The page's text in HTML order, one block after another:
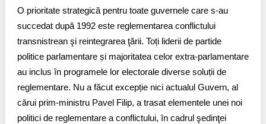
O prioritate strategică pentru toate guvernele care s-au
succedat după 1992 este reglementarea conflictului
transnistrean şi reintegrarea ţării. Toți liderii de partide
politice parlamentare și majoritatea celor extra-parlamentare
au inclus în programele lor electorale diverse soluții de
reglementare. Nu a făcut excepție nici actualul Guvern, al
cărui prim-ministru Pavel Filip, a trasat elementele unei noi
politici de reglementare a conflictului, în cadrul şedinţei